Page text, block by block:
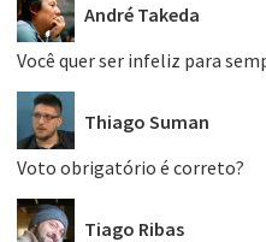
André Takeda
Você quer ser infeliz para
Thiago Suman
Voto obrigatório é correto?
Tiago Ribas